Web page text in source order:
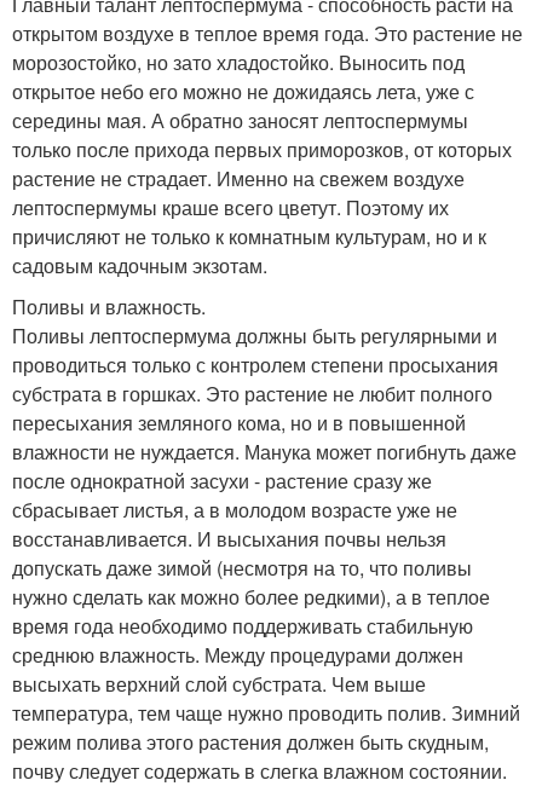
открытом воздухе в теплое время года. Это растение не
морозостойко, но зато хладостойко. Выносить под
открытое небо его можно не дожидаясь лета, уже с
середины мая. А обратно заносят лептоспермумы
только после прихода первых приморозков, от которых
растение не страдает. Именно на свежем воздухе
лептоспермумы краше всего цветут. Поэтому их
причисляют не только к комнатным культурам, но и к
садовым кадочным экзотам.
Поливы и влажность.
Поливы лептоспермума должны быть регулярными и
проводиться только с контролем степени просыхания
субстрата в горшках. Это растение не любит полного
пересыхания земляного кома, но и в повышенной
влажности не нуждается. Манука может погибнуть даже
после однократной засухи - растение сразу же
сбрасывает листья, а в молодом возрасте уже не
восстанавливается. И высыхания почвы нельзя
допускать даже зимой (несмотря на то, что поливы
нужно сделать как можно более редкими), а в теплое
время года необходимо поддерживать стабильную
среднюю влажность. Между процедурами должен
высыхать верхний слой субстрата. Чем выше
температура, тем чаще нужно проводить полив. Зимний
режим полива этого растения должен быть скудным,
почву следует содержать в слегка влажном состоянии.